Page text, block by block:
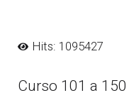
Hits: 1095427
Curso 101 a